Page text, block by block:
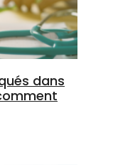
dans